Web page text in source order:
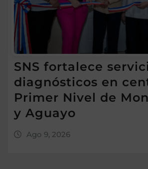
SNS fortalece
diagnósticos en
Primer Nivel de
y Aguayo
Ago 9, 2026